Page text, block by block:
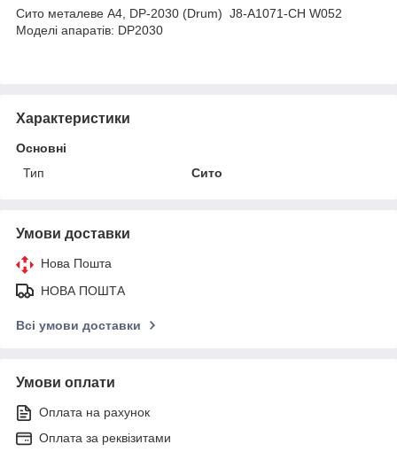
Сито металеве A4, DP-2030 (Drum) J8-A1071-CH W052
Моделі апаратів: DP2030
Характеристики
Основні
Тип
Сито
Умови доставки
Нова Пошта
НОВА ПОШТА
Всі умови доставки
Умови оплати
Оплата на рахунок
Оплата за реквізитами